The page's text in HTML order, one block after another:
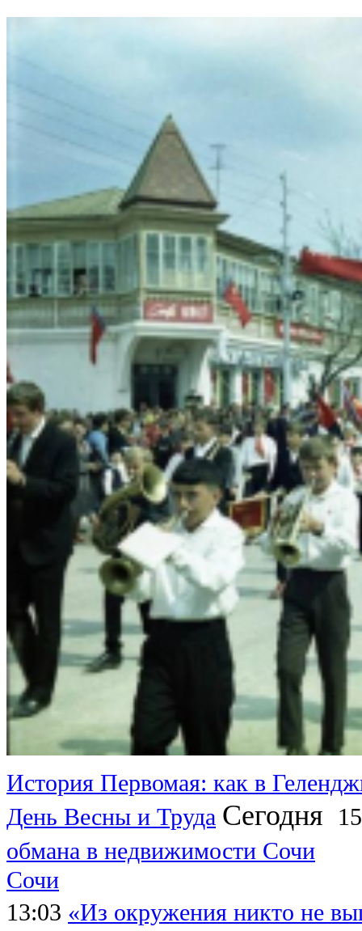
История Первомая: как в
День Весны и Труда Сегодня
обмана в недвижимости Сочи
Сочи
13:03 «Из окружения никто не